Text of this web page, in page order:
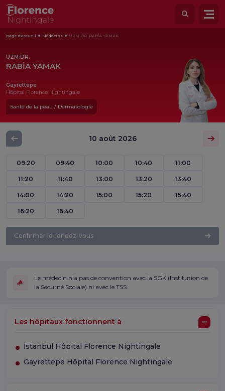
page d'accueil Médecins UZM.DR. RABİA YAMAK
UZM.DR.
RABİA YAMAK
Gayrettepe
Hôpital Florence Nightingale
Santé de la peau / Dermatologie
10 août 2026
09:20 09:40 10:00 10:40 11:00
11:20 11:40 13:00 13:20 13:40
14:00 14:20 15:00 15:20 15:40
16:20 16:40
Confirmer le rendez-vous
Le médecin n'a pas de convention avec la SGK (Institution de
la Sécurité Sociale) ni avec le TSS.
Les hôpitaux fonctionnent à
İstanbul Hôpital Florence Nightingale
Gayrettepe Hôpital Florence Nightingale